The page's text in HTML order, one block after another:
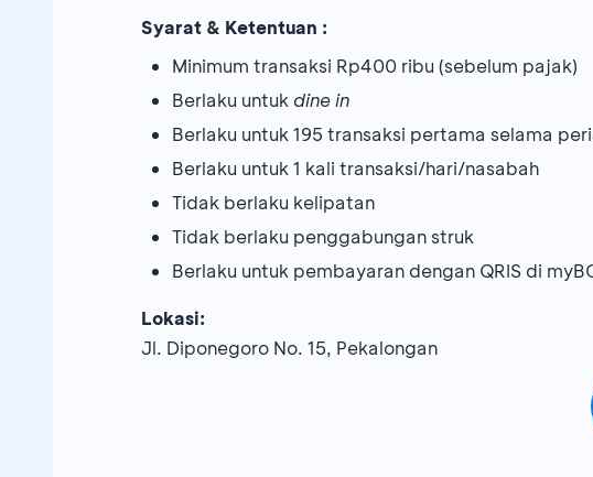
Syarat & Ketentuan :
Minimum transaksi Rp400 ribu (sebelum pajak)
Berlaku untuk dine in
Berlaku untuk 195 transaksi pertama selama
Berlaku untuk 1 kali transaksi/hari/nasabah
Tidak berlaku kelipatan
Tidak berlaku penggabungan struk
Berlaku untuk pembayaran dengan QRIS di
Lokasi:
Jl. Diponegoro No. 15, Pekalongan